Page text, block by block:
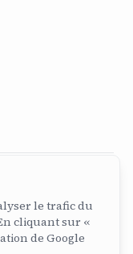
réservés.
en 2011le trafic du
cliquant sur «
de Google